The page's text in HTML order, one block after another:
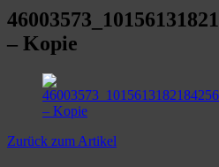
– Kopie
Zurück zum Artikel